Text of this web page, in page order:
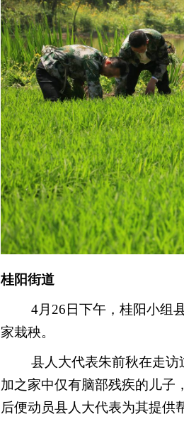
桂阳街道
4月26日下午，桂阳小组
家栽秧。
县人大代表朱前秋在走访
加之家中仅有脑部残疾的儿子
后便动员县人大代表为其提供